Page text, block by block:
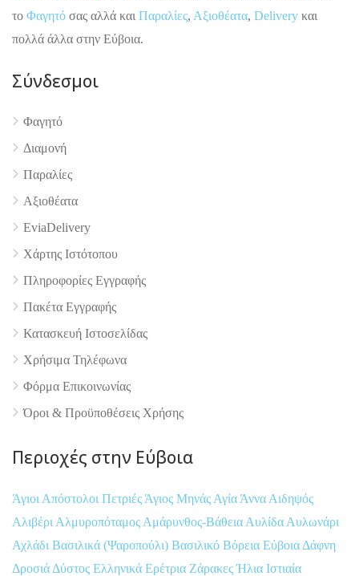
4.9
το Φαγητό σας αλλά και Παραλίες, Αξιοθέατα, Delivery και
πολλά άλλα στην Εύβοια.
Σύνδεσμοι
Φαγητό
Διαμονή
Παραλίες
Αξιοθέατα
EviaDelivery
Χάρτης Ιστότοπου
Πληροφορίες Εγγραφής
Πακέτα Εγγραφής
Κατασκευή Ιστοσελίδας
Χρήσιμα Τηλέφωνα
Φόρμα Επικοινωνίας
Όροι & Προϋποθέσεις Xρήσης
Περιοχές στην Εύβοια
Άγιοι Απόστολοι Πετριές Άγιος Μηνάς Αγία Άννα Αιδηψός
Αλιβέρι Αλμυροπόταμος Αμάρυνθος-Βάθεια Αυλίδα Αυλωνάρι
Αχλάδι Βασιλικά (Ψαροπούλι) Βασιλικό Βόρεια Εύβοια Δάφνη
Δροσιά Δύστος Ελληνικά Ερέτρια ΖάρακεςΉλια Ιστιαία